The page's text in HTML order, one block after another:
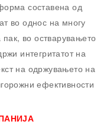
составена од
во однос на многу
пак, во остварувањето
интегритатот на
на одржувањето на
ефективности